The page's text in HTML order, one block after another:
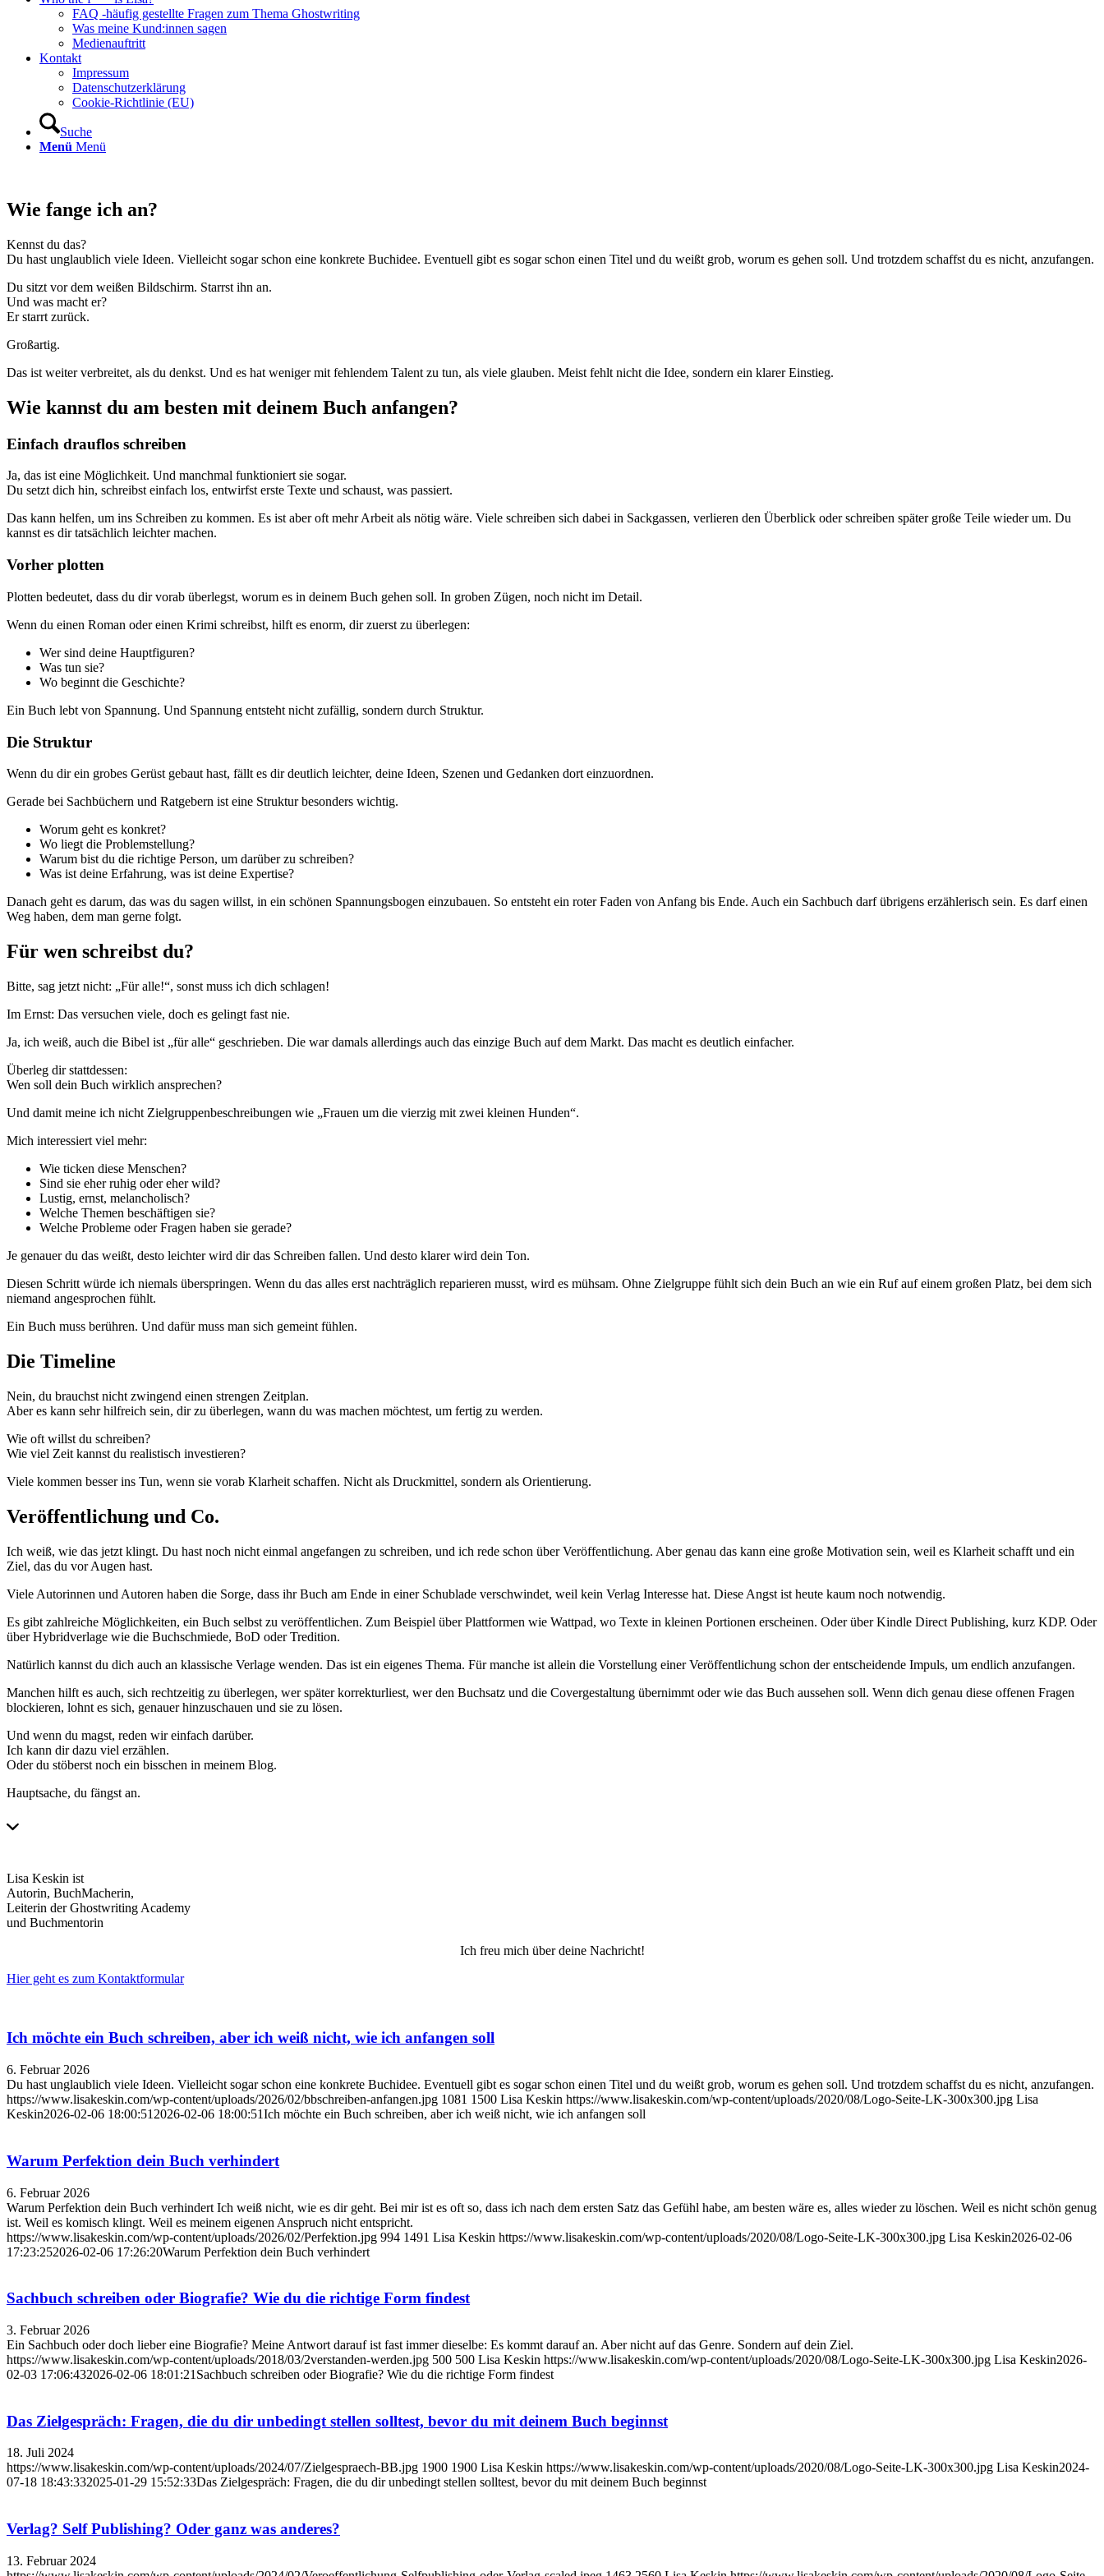
FAQ -häufig gestellte Fragen zum Thema Ghostwriting
Was meine Kund:innen sagen
Medienauftritt
Kontakt
Impressum
Datenschutzerklärung
Cookie-Richtlinie (EU)
Suche
Menü Menü
Wie fange ich an?
Kennst du das?
Du hast unglaublich viele Ideen. Vielleicht sogar schon eine konkrete Buchidee. Eventuell gibt es sogar schon einen Titel und du weißt grob, worum es gehen soll. Und trotzdem schaffst du es nicht, anzufangen.
Du sitzt vor dem weißen Bildschirm. Starrst ihn an.
Und was macht er?
Er starrt zurück.
Großartig.
Das ist weiter verbreitet, als du denkst. Und es hat weniger mit fehlendem Talent zu tun, als viele glauben. Meist fehlt nicht die Idee, sondern ein klarer Einstieg.
Wie kannst du am besten mit deinem Buch anfangen?
Einfach drauflos schreiben
Ja, das ist eine Möglichkeit. Und manchmal funktioniert sie sogar.
Du setzt dich hin, schreibst einfach los, entwirfst erste Texte und schaust, was passiert.
Das kann helfen, um ins Schreiben zu kommen. Es ist aber oft mehr Arbeit als nötig wäre. Viele schreiben sich dabei in Sackgassen, verlieren den Überblick oder schreiben später große Teile wieder um. Du
kannst es dir tatsächlich leichter machen.
Vorher plotten
Plotten bedeutet, dass du dir vorab überlegst, worum es in deinem Buch gehen soll. In groben Zügen, noch nicht im Detail.
Wenn du einen Roman oder einen Krimi schreibst, hilft es enorm, dir zuerst zu überlegen:
Wer sind deine Hauptfiguren?
Was tun sie?
Wo beginnt die Geschichte?
Ein Buch lebt von Spannung. Und Spannung entsteht nicht zufällig, sondern durch Struktur.
Die Struktur
Wenn du dir ein grobes Gerüst gebaut hast, fällt es dir deutlich leichter, deine Ideen, Szenen und Gedanken dort einzuordnen.
Gerade bei Sachbüchern und Ratgebern ist eine Struktur besonders wichtig.
Worum geht es konkret?
Wo liegt die Problemstellung?
Warum bist du die richtige Person, um darüber zu schreiben?
Was ist deine Erfahrung, was ist deine Expertise?
Danach geht es darum, das was du sagen willst, in ein schönen Spannungsbogen einzubauen. So entsteht ein roter Faden von Anfang bis Ende. Auch ein Sachbuch darf übrigens erzählerisch sein. Es darf einen
Weg haben, dem man gerne folgt.
Für wen schreibst du?
Bitte, sag jetzt nicht: „Für alle!“, sonst muss ich dich schlagen!
Im Ernst: Das versuchen viele, doch es gelingt fast nie.
Ja, ich weiß, auch die Bibel ist „für alle“ geschrieben. Die war damals allerdings auch das einzige Buch auf dem Markt. Das macht es deutlich einfacher.
Überleg dir stattdessen:
Wen soll dein Buch wirklich ansprechen?
Und damit meine ich nicht Zielgruppenbeschreibungen wie „Frauen um die vierzig mit zwei kleinen Hunden“.
Mich interessiert viel mehr:
Wie ticken diese Menschen?
Sind sie eher ruhig oder eher wild?
Lustig, ernst, melancholisch?
Welche Themen beschäftigen sie?
Welche Probleme oder Fragen haben sie gerade?
Je genauer du das weißt, desto leichter wird dir das Schreiben fallen. Und desto klarer wird dein Ton.
Diesen Schritt würde ich niemals überspringen. Wenn du das alles erst nachträglich reparieren musst, wird es mühsam. Ohne Zielgruppe fühlt sich dein Buch an wie ein Ruf auf einem großen Platz, bei dem sich
niemand angesprochen fühlt.
Ein Buch muss berühren. Und dafür muss man sich gemeint fühlen.
Die Timeline
Nein, du brauchst nicht zwingend einen strengen Zeitplan.
Aber es kann sehr hilfreich sein, dir zu überlegen, wann du was machen möchtest, um fertig zu werden.
Wie oft willst du schreiben?
Wie viel Zeit kannst du realistisch investieren?
Viele kommen besser ins Tun, wenn sie vorab Klarheit schaffen. Nicht als Druckmittel, sondern als Orientierung.
Veröffentlichung und Co.
Ich weiß, wie das jetzt klingt. Du hast noch nicht einmal angefangen zu schreiben, und ich rede schon über Veröffentlichung. Aber genau das kann eine große Motivation sein, weil es Klarheit schafft und ein
Ziel, das du vor Augen hast.
Viele Autorinnen und Autoren haben die Sorge, dass ihr Buch am Ende in einer Schublade verschwindet, weil kein Verlag Interesse hat. Diese Angst ist heute kaum noch notwendig.
Es gibt zahlreiche Möglichkeiten, ein Buch selbst zu veröffentlichen. Zum Beispiel über Plattformen wie Wattpad, wo Texte in kleinen Portionen erscheinen. Oder über Kindle Direct Publishing, kurz KDP. Oder
über Hybridverlage wie die Buchschmiede, BoD oder Tredition.
Natürlich kannst du dich auch an klassische Verlage wenden. Das ist ein eigenes Thema. Für manche ist allein die Vorstellung einer Veröffentlichung schon der entscheidende Impuls, um endlich anzufangen.
Manchen hilft es auch, sich rechtzeitig zu überlegen, wer später korrekturliest, wer den Buchsatz und die Covergestaltung übernimmt oder wie das Buch aussehen soll. Wenn dich genau diese offenen Fragen
blockieren, lohnt es sich, genauer hinzuschauen und sie zu lösen.
Und wenn du magst, reden wir einfach darüber.
Ich kann dir dazu viel erzählen.
Oder du stöberst noch ein bisschen in meinem Blog.
Hauptsache, du fängst an.
Lisa Keskin ist
Autorin, BuchMacherin,
Leiterin der Ghostwriting Academy
und Buchmentorin
Ich freu mich über deine Nachricht!
Hier geht es zum Kontaktformular
Ich möchte ein Buch schreiben, aber ich weiß nicht, wie ich anfangen soll
6. Februar 2026
Du hast unglaublich viele Ideen. Vielleicht sogar schon eine konkrete Buchidee. Eventuell gibt es sogar schon einen Titel und du weißt grob, worum es gehen soll. Und trotzdem schaffst du es nicht, anzufangen.
https://www.lisakeskin.com/wp-content/uploads/2026/02/bbschreiben-anfangen.jpg 1081 1500 Lisa Keskin https://www.lisakeskin.com/wp-content/uploads/2020/08/Logo-Seite-LK-300x300.jpg Lisa
Keskin2026-02-06 18:00:51 2026-02-06 18:00:51Ich möchte ein Buch schreiben, aber ich weiß nicht, wie ich anfangen soll
Warum Perfektion dein Buch verhindert
6. Februar 2026
Warum Perfektion dein Buch verhindert Ich weiß nicht, wie es dir geht. Bei mir ist es oft so, dass ich nach dem ersten Satz das Gefühl habe, am besten wäre es, alles wieder zu löschen. Weil es nicht schön genug
ist. Weil es komisch klingt. Weil es meinem eigenen Anspruch nicht entspricht.
https://www.lisakeskin.com/wp-content/uploads/2026/02/Perfektion.jpg 994 1491 Lisa Keskin https://www.lisakeskin.com/wp-content/uploads/2020/08/Logo-Seite-LK-300x300.jpg Lisa Keskin2026-02-06
17:23:252026-02-06 17:26:20Warum Perfektion dein Buch verhindert
Sachbuch schreiben oder Biografie? Wie du die richtige Form findest
3. Februar 2026
Ein Sachbuch oder doch lieber eine Biografie? Meine Antwort darauf ist fast immer dieselbe: Es kommt darauf an. Aber nicht auf das Genre. Sondern auf dein Ziel.
https://www.lisakeskin.com/wp-content/uploads/2018/03/2verstanden-werden.jpg 500 500 Lisa Keskin https://www.lisakeskin.com/wp-content/uploads/2020/08/Logo-Seite-LK-300x300.jpg Lisa Keskin2026-
02-03 17:06:432026-02-06 18:01:21 Sachbuch schreiben oder Biografie? Wie du die richtige Form findest
Das Zielgespräch: Fragen, die du dir unbedingt stellen solltest, bevor du mit deinem Buch beginnst
18. Juli 2024
https://www.lisakeskin.com/wp-content/uploads/2024/07/Zielgespraech-BB.jpg 1900 1900 Lisa Keskin https://www.lisakeskin.com/wp-content/uploads/2020/08/Logo-Seite-LK-300x300.jpg Lisa Keskin2024-
07-18 18:43:332025-01-29 15:52:33Das Zielgespräch: Fragen, die du dir unbedingt stellen solltest, bevor du mit deinem Buch beginnst
Verlag? Self Publishing? Oder ganz was anderes?
13. Februar 2024